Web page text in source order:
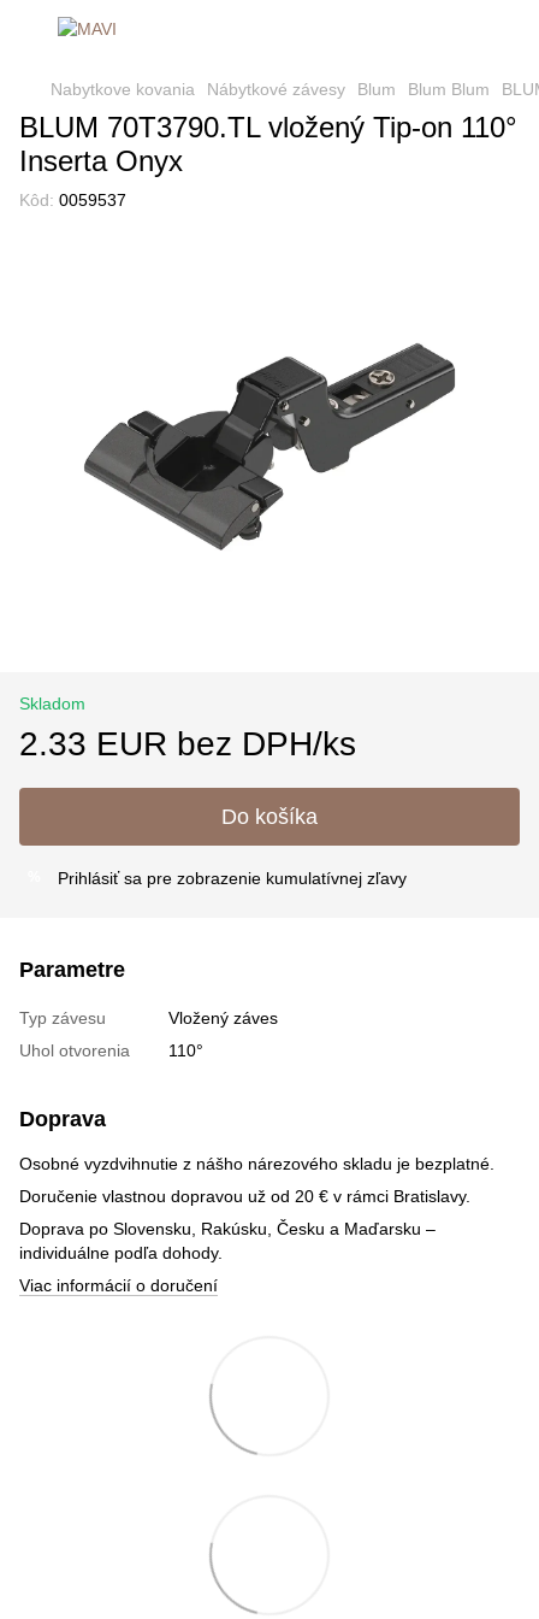
Nabytkove kovania Nábytkové závesy Blum Blum Blum
BLUM 70T3790.TL vložený Tip-on 110°
Inserta Onyx
Kôd: 0059537
Skladom
2.33 EUR bez DPH/ks
Do košíka
Prihlásiť sa pre zobrazenie kumulatívnej zľavy
Parametre
Typ závesu
Vložený záves
Uhol otvorenia
110°
Doprava
Osobné vyzdvihnutie z nášho nárezového skladu je bezplatné.
Doručenie vlastnou dopravou už od 20 € v rámci Bratislavy.
Doprava po Slovensku, Rakúsku, Česku a Maďarsku –
individuálne podľa dohody.
Viac informácií o doručení